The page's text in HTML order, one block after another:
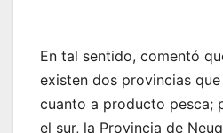
En tal sentido, comentó
existen dos provincias
cuanto a producto pesca;
el sur, la Provincia de